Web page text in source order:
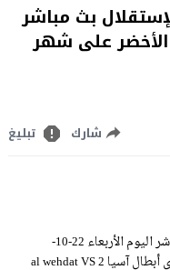
بث مباشر
المارد الأخضر على شهر
شارك تبليغ
مشاهدة مباراة الوحدات والإستقلال بث مباشر اليوم الأربعاء 22-10-
2025 ضمن الجولة الثالثة من منافسات دوري أبطال آسيا 2 al wehdat VS